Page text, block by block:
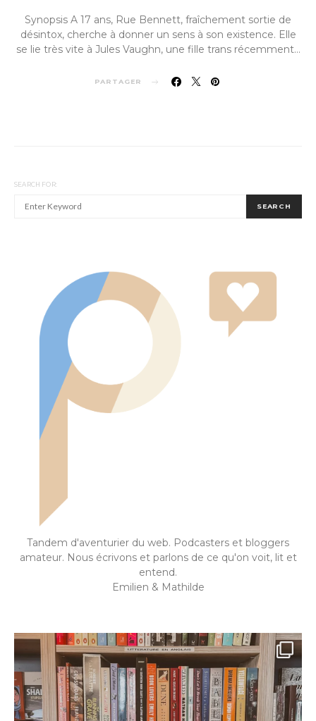
Synopsis A 17 ans, Rue Bennett, fraîchement sortie de
désintox, cherche à donner un sens à son existence. Elle
se lie très vite à Jules Vaughn, une fille trans récemment…
PARTAGER
SEARCH FOR:
SEARCH
Tandem d'aventurier du web. Podcasters et bloggers
amateur. Nous écrivons et parlons de ce qu'on voit, lit et
entend.
Emilien & Mathilde